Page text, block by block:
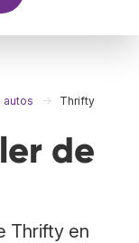
autos Thrifty
de
Thrifty en